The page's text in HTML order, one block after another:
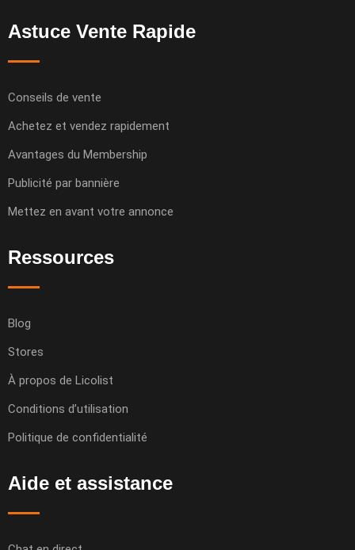
Astuce Vente Rapide
Conseils de vente
Achetez et vendez rapidement
Avantages du Membership
Publicité par bannière
Mettez en avant votre annonce
Ressources
Blog
Stores
À propos de Licolist
Conditions d’utilisation
Politique de confidentialité
Aide et assistance